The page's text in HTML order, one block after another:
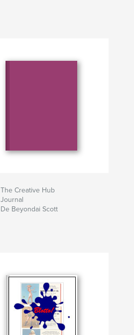
The Creative Hub
Journal
De Beyondai Scott